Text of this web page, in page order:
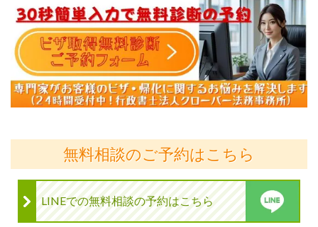
無料相談のご予約はこちら
LINEでの無料相談の予約はこちら